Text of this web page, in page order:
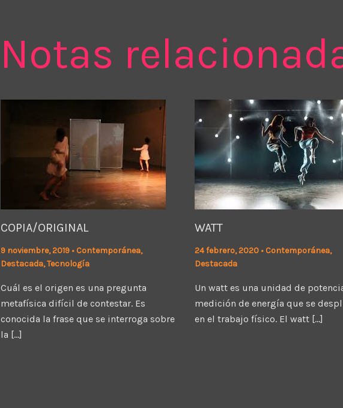
Notas
COPIA/ORIGINAL
9 noviembre, 2019 • Contemporánea,
Destacada,Tecnología
Cuál es el origen es una pregunta
metafísica difícil de contestar. Es
conocida la frase que se interroga sobre
la […]
WATT
24 febrero, 2020 • Contemporánea,
Destacada
Un watt es una unidad de
medición de energía que se
en el trabajo físico. El watt […]